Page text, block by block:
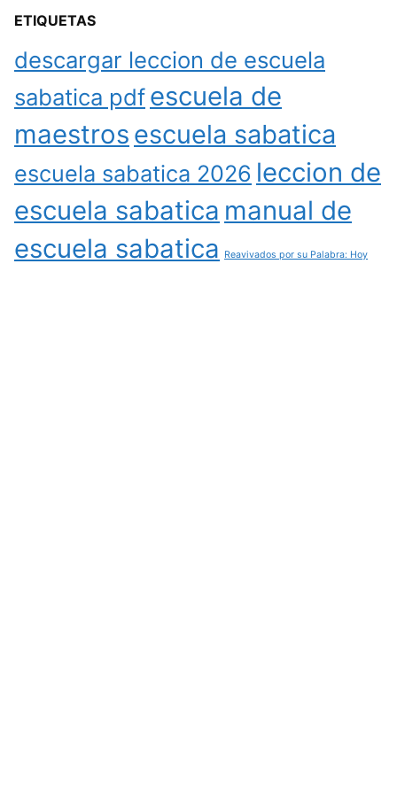
ETIQUETAS
descargar leccion de escuela
sabatica pdfescuela de
maestros escuela sabatica
escuela sabatica 2026 leccion de
escuela sabatica manual de
escuela sabatica
Reavivados por su Palabra: Hoy